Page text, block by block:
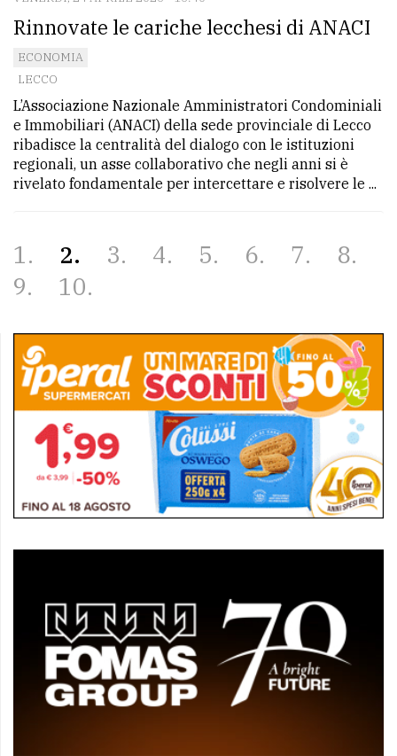
Rinnovate le cariche lecchesi di ANACI
ECONOMIA
LECCO
L’Associazione Nazionale Amministratori Condominiali
e Immobiliari (ANACI) della sede provinciale di Lecco
ribadisce la centralità del dialogo con le istituzioni
regionali, un asse collaborativo che negli anni si è
rivelato fondamentale per intercettare e risolvere le ...
1 2 3 4 5 6 7
8
9
10